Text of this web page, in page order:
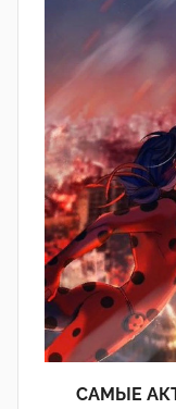
САМЫЕ